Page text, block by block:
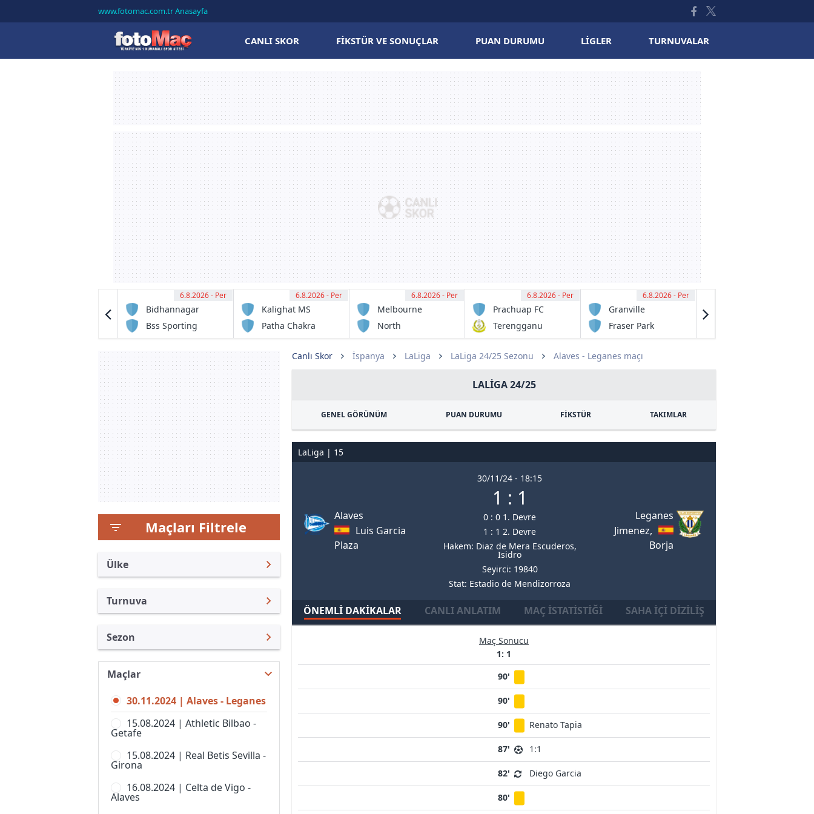
www.fotomac.com.tr Anasayfa
CANLI SKOR FIKSTÜR VE SONUÇLAR PUAN DURUMU LIGLER TURNUVALAR
12:30
6.8.2026 - Per
Bidhannagar
Msa
Bss Sporting
12:30
6.8.2026 - Per
Kalighat MS
Patha Chakra
13:00
6.8.2026 - Per
Melbourne
Victory FC
North
Eagles FC
13:00
6.8.2026 - Per
Prachuap FC
Terengganu
13:00
6.8.2026 - Per
Granville
Rage
Fraser Park
Maçları Filtrele
Ülke
İspanya
Türkiye
Uluslararası
Uluslararası Kulüpler
Turkiye
İngiltere
Almanya Amatör
İtalya
Turnuva
Copa del Rey
Süper Kupa
Copa Federacion
LaLiga 2
Premier Lig, Bayanlar
Primera Federacion, Women
Sezon
LaLiga 26/27
LaLiga 25/26
LaLiga 23/24
LaLiga 21/22
LaLiga 20/21
Maçlar
30.11.2024 | Alaves - Leganes
15.08.2024 | Athletic Bilbao -
Getafe
15.08.2024 | Real Betis Sevilla -
Girona
16.08.2024 | Celta de Vigo -
Alaves
Canlı Skor İspanya LaLiga LaLiga 24/25 Sezonu Alaves - Leganes maçı
LALIGA 24/25
GENEL GÖRÜNÜM PUAN DURUMU FİKSTÜR TAKIMLAR
LaLiga | 15
Alaves
Luis Garcia
Plaza
30/11/24 - 18:15
1 : 1
0 : 0 1. Devre
1 : 1 2. Devre
Hakem: Diaz de Mera Escuderos,
Isidro
Seyirci: 19840
Stat: Estadio de Mendizorroza
Leganes
Jimenez,
Borja
ÖNEMLI DAKIKALAR CANLI ANLATIM MAÇ İSTATISTIĞI SAHA İÇI DIZILIŞ
Maç Sonucu
1: 1
90'
90'
90' Renato Tapia
87' 1:1
82' Diego Garcia
80'